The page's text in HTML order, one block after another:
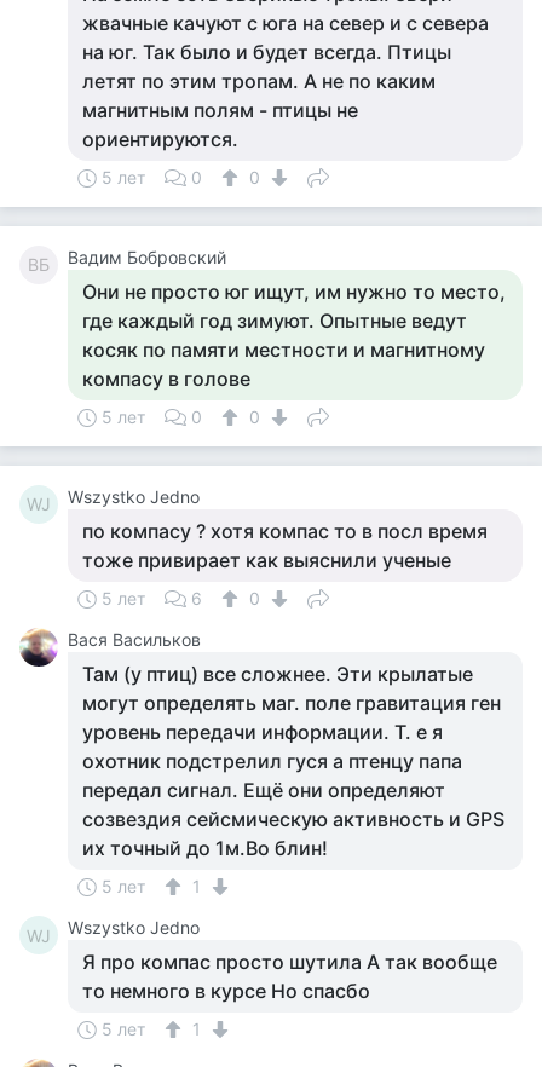
жвачные качуют с юга на север и с севера
на юг. Так было и будет всегда. Птицы
летят по этим тропам. А не по каким
магнитным полям - птицы не
ориентируются.
5 лет 0 0
ВБ Вадим Бобровский
Они не просто юг ищут, им нужно то место,
где каждый год зимуют. Опытные ведут
косяк по памяти местности и магнитному
компасу в голове
5 лет 0 0
WJ Wszystko Jedno
по компасу ? хотя компас то в посл время
тоже привирает как выяснили ученые
5 лет 6
0
Вася Васильков
Там (у птиц) все сложнее. Эти крылатые
могут определять маг. поле гравитация ген
уровень передачи информации. Т. е я
охотник подстрелил гуся а птенцу папа
передал сигнал. Ещё они определяют
созвездия сейсмическую активность и GPS
их точный до 1м.Во блин!
5 лет 1
WJ Wszystko Jedno
Я про компас просто шутила А так вообще
то немного в курсе Но спасбо
5 лет
1